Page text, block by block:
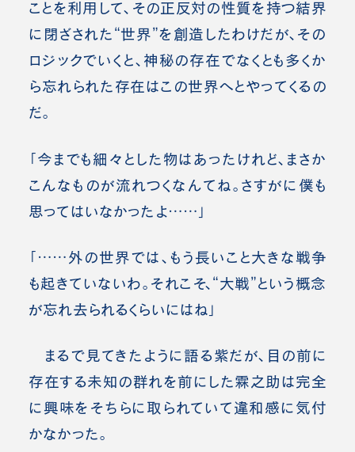
ことを利用して、その正反対の性質を持つ結界
に閉ざされた“世界”を創造したわけだが、その
ロジックでいくと、神秘の存在でなくとも多くか
ら忘れられた存在はこの世界へとやってくるの
だ。
「今までも細々とした物はあったけれど、まさか
こんなものが流れつくなんてね。さすがに僕も
思ってはいなかったよ……」
「……外の世界では、もう長いこと大きな戦争
も起きていないわ。それこそ、“大戦”という概念
が忘れ去られるくらいにはね」
まるで見てきたように語る紫だが、目の前に
存在する未知の群れを前にした霖之助は完全
に興味をそちらに取られていて違和感に気付
かなかった。